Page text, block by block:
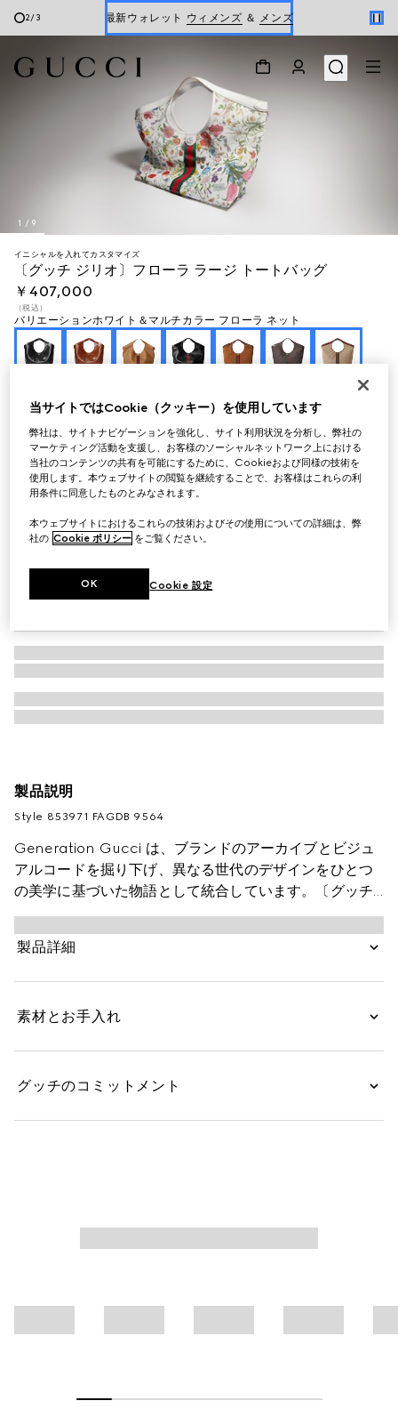
2/3 最新ウォレット ウィメンズ ＆ メンズ
オンライン限定 〔GGマーモント〕
1 / 9
イニシャルを入れてカスタマイズ
〔グッチ ジリオ〕フローラ ラージ トートバッグ
￥407,000
（税込）
バリエーションホワイト＆マルチカラー フローラ ネット
製品説明
Style ‎853971 FAGDB 9564
Generation Gucci は、ブランドのアーカイブとビジュ
アルコードを掘り下げ、異なる世代のデザインをひとつ
の美学に基づいた物語として統合しています。〔グッチ
ジリオ〕のトートバッグから着想を得た汎用性の高いエ
レガントなフォルムは、日常に寄り添う欠かせないアイ
テムです。このスタイルは、カラフルなフローラル プリ
製品詳細
素材とお手入れ
グッチのコミットメント
当サイトではCookie（クッキー）を使用しています
弊社は、サイトナビゲーションを強化し、サイト利用状況を分析し、弊社の
マーケティング活動を支援し、お客様のソーシャルネットワーク上における
当社のコンテンツの共有を可能にするために、Cookieおよび同様の技術を
使用します。本ウェブサイトの閲覧を継続することで、お客様はこれらの利
用条件に同意したものとみなされます。
本ウェブサイトにおけるこれらの技術およびその使用についての詳細は、弊
社の Cookie ポリシー をご覧ください。
Cookie 設定
OK